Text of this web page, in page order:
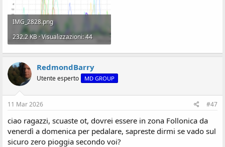
IMG_2828.png
232.2 KB · Visualizzazioni: 44
RedmondBarry
Utente esperto MD GROUP
11 Mar 2026 #47
ciao ragazzi, scuaste ot, dovrei essere in zona Follonica da
venerdì a domenica per pedalare, sapreste dirmi se vado sul
sicuro zero pioggia secondo voi?